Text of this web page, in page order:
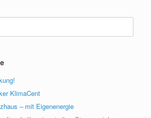
KlimaCent
– mit Eigenenergie